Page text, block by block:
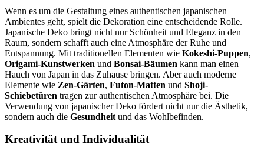
Wenn es um die Gestaltung eines authentischen japanischen
Ambientes geht, spielt die Dekoration eine entscheidende Rolle.
Japanische Deko bringt nicht nur Schönheit und Eleganz in den
Raum, sondern schafft auch eine Atmosphäre der Ruhe und
Entspannung. Mit traditionellen Elementen wie Kokeshi-Puppen,
Origami-Kunstwerken und Bonsai-Bäumen kann man einen
Hauch von Japan in das Zuhause bringen. Aber auch moderne
Elemente wie Zen-Gärten, Futon-Matten und Shoji-
Schiebetüren tragen zur authentischen Atmosphäre bei. Die
Verwendung von japanischer Deko fördert nicht nur die Ästhetik,
sondern auch die Gesundheit und das Wohlbefinden.
Kreativität und Individualität